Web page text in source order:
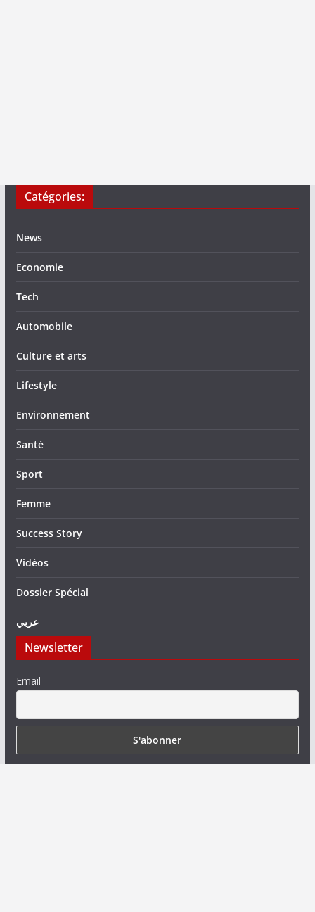
Catégories:
News
Economie
Tech
Automobile
Culture et arts
Lifestyle
Environnement
Santé
Sport
Femme
Success Story
Vidéos
Dossier Spécial
عربي
Newsletter
Email